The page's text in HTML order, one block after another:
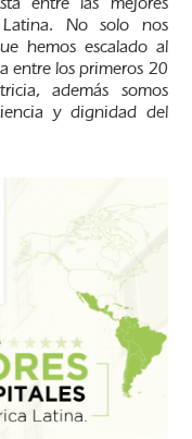
No solo nos
hemos escalado al
entre los primeros 20
además somos
y dignidad del